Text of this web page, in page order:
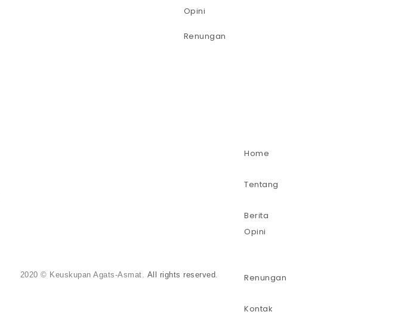
Opini
Renungan
2020 © Keuskupan Agats-Asmat. All rights reserved.
Home
Tentang
Berita
Opini
Renungan
Kontak